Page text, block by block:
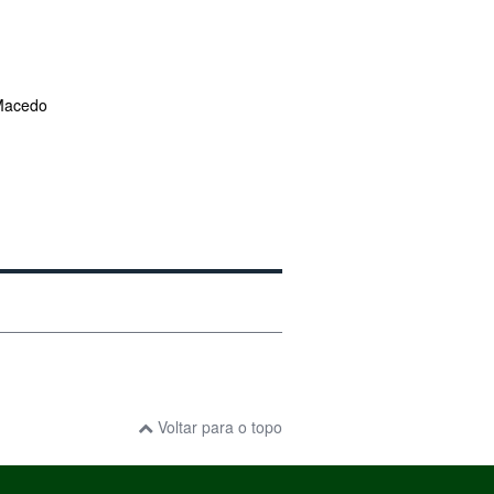
Voltar para o topo